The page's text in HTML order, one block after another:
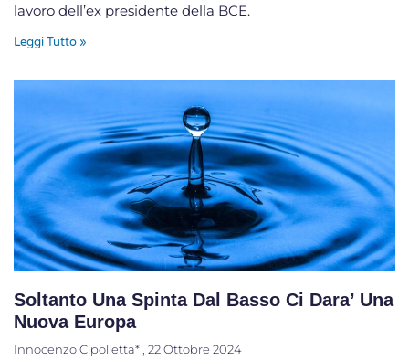
lavoro dell’ex presidente della BCE.
Leggi Tutto »
Soltanto Una Spinta Dal Basso Ci Dara’ Una
Nuova Europa
Innocenzo Cipolletta* 22 Ottobre 2024